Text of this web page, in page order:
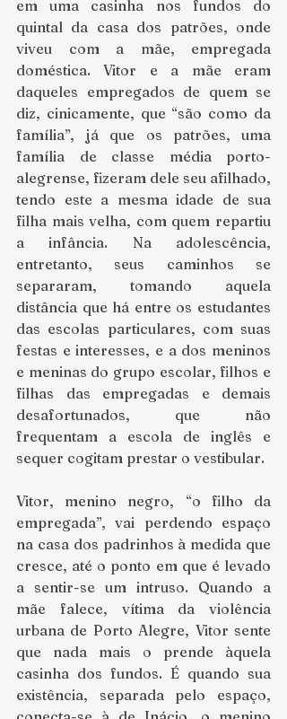
em uma casinha nos fundos do
quintal da casa dos patrões, onde
viveu com a mãe, empregada
doméstica. Vitor e a mãe eram
daqueles empregados de quem se
diz, cinicamente, que “são como da
família”, já que os patrões, uma
família de classe média porto-
alegrense, fizeram dele seu afilhado,
tendo este a mesma idade de sua
filha mais velha, com quem repartiu
a infância. Na adolescência,
entretanto, seus caminhos se
separaram, tomando aquela
distância que há entre os estudantes
das escolas particulares, com suas
festas e interesses, e a dos meninos
e meninas do grupo escolar, filhos e
filhas das empregadas e demais
desafortunados, que não
frequentam a escola de inglês e
sequer cogitam prestar o vestibular.
Vitor, menino negro, “o filho da
empregada”, vai perdendo espaço
na casa dos padrinhos à medida que
cresce, até o ponto em que é levado
a sentir-se um intruso. Quando a
mãe falece, vítima da violência
urbana de Porto Alegre, Vitor sente
que nada mais o prende àquela
casinha dos fundos. É quando sua
existência, separada pelo espaço,